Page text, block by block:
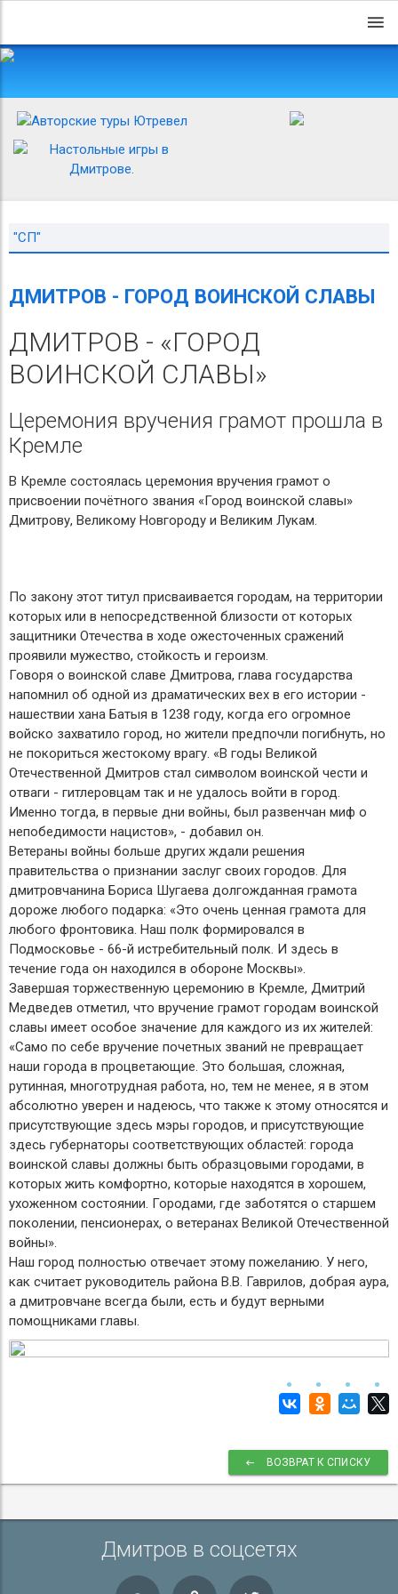
"СП"
ДМИТРОВ - ГОРОД ВОИНСКОЙ СЛАВЫ
ДМИТРОВ - «ГОРОД
ВОИНСКОЙ СЛАВЫ»
Церемония вручения грамот прошла в
Кремле
В Кремле состоялась церемония вручения грамот о
присвоении почётного звания «Город воинской славы»
Дмитрову, Великому Новгороду и Великим Лукам.
По закону этот титул присваивается городам, на территории
которых или в непосредственной близости от которых
защитники Отечества в ходе ожесточенных сражений
проявили мужество, стойкость и героизм.
Говоря о воинской славе Дмитрова, глава государства
напомнил об одной из драматических вех в его истории -
нашествии хана Батыя в 1238 году, когда его огромное
войско захватило город, но жители предпочли погибнуть, но
не покориться жестокому врагу. «В годы Великой
Отечественной Дмитров стал символом воинской чести и
отваги - гитлеровцам так и не удалось войти в город.
Именно тогда, в первые дни войны, был развенчан миф о
непобедимости нацистов», - добавил он.
Ветераны войны больше других ждали решения
правительства о признании заслуг своих городов. Для
дмитровчанина Бориса Шугаева долгожданная грамота
дороже любого подарка: «Это очень ценная грамота для
любого фронтовика. Наш полк формировался в
Подмосковье - 66-й истребительный полк. И здесь в
течение года он находился в обороне Москвы».
Завершая торжественную церемонию в Кремле, Дмитрий
Медведев отметил, что вручение грамот городам воинской
славы имеет особое значение для каждого из их жителей:
«Само по себе вручение почетных званий не превращает
наши города в процветающие. Это большая, сложная,
рутинная, многотрудная работа, но, тем не менее, я в этом
абсолютно уверен и надеюсь, что также к этому относятся и
присутствующие здесь мэры городов, и присутствующие
здесь губернаторы соответствующих областей: города
воинской славы должны быть образцовыми городами, в
которых жить комфортно, которые находятся в хорошем,
ухоженном состоянии. Городами, где заботятся о старшем
поколении, пенсионерах, о ветеранах Великой Отечественной
войны».
Наш город полностью отвечает этому пожеланию. У него,
как считает руководитель района В.В. Гаврилов, добрая аура,
а дмитровчане всегда были, есть и будут верными
помощниками главы.
ВОЗВРАТ К СПИСКУ
Дмитров в соцсетях